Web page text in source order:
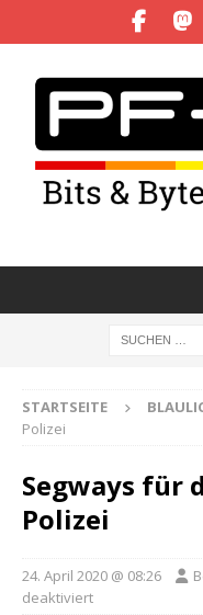
STARTSEITE
Polizei
Segways für
Polizei
24. April 2020 @ 08:26
deaktiviert